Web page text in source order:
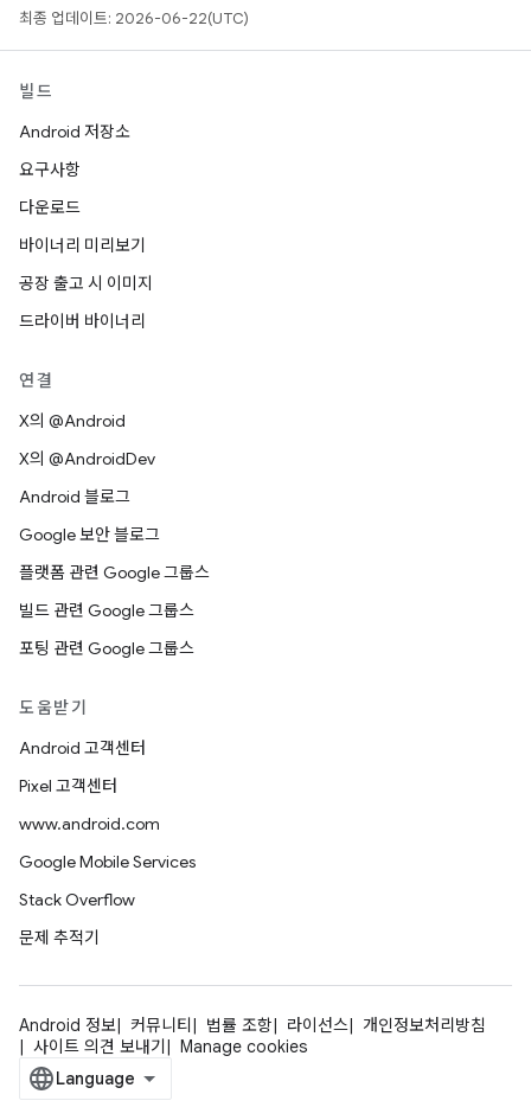
최종 업데이트: 2026-06-22(UTC)
빌드
Android 저장소
요구사항
다운로드
바이너리 미리보기
공장 출고 시 이미지
드라이버 바이너리
연결
X의 @Android
X의 @AndroidDev
Android 블로그
Google 보안 블로그
플랫폼 관련 Google 그룹스
빌드 관련 Google 그룹스
포팅 관련 Google 그룹스
도움받기
Android 고객센터
Pixel 고객센터
www.android.com
Google Mobile Services
Stack Overflow
문제 추적기
Android 정보 커뮤니티 법률 조항 라이선스
개인정보처리방침
사이트 의견 보내기
Manage cookies